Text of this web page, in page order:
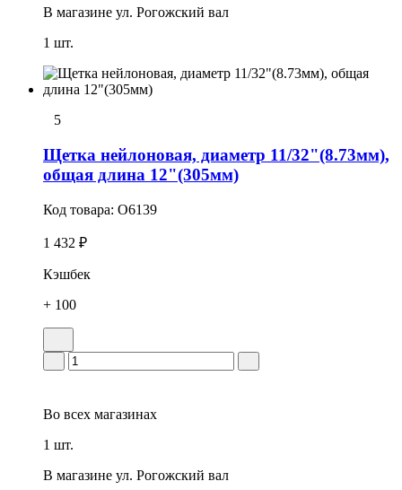
В магазине ул. Рогожский вал
1 шт.
5
Щетка нейлоновая, диаметр 11/32"(8.73мм),
общая длина 12"(305мм)
Код товара: O6139
1 432 ₽
Кэшбек
+ 100
Во всех магазинах
1 шт.
В магазине ул. Рогожский вал